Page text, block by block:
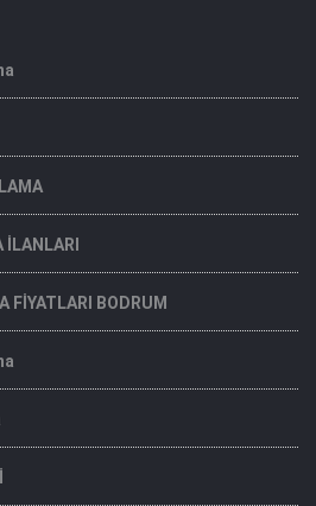
İLANLARI
FİYATLARI BODRUM